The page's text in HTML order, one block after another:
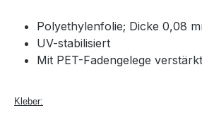
Polyethylenfolie; Dicke 0,08
UV-stabilisiert
Mit PET-Fadengelege verstärkt
Kleber: